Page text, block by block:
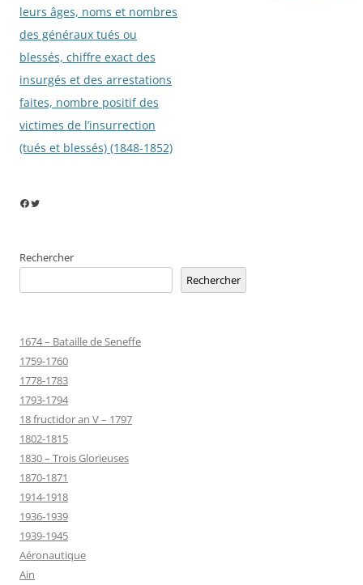
leurs âges, noms et nombres
des généraux tués ou
blessés, chiffre exact des
insurgés et des arrestations
faites, nombre positif des
victimes de l’insurrection
(tués et blessés) (1848-1852)
Facebook
Twitter
Rechercher
Rechercher
1674 – Bataille de Seneffe
1759-1760
1778-1783
1793-1794
18 fructidor an V – 1797
1802-1815
1830 – Trois Glorieuses
1870-1871
1914-1918
1936-1939
1939-1945
Aéronautique
Ain